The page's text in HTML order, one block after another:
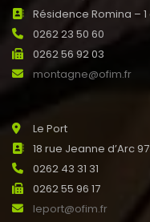
Résidence Romina –
0262 23 50 60
0262 56 92 03
montagne@ofim.fr
Le Port
18 rue Jeanne d’Arc
0262 43 31 31
0262 55 96 17
leport@ofim.fr